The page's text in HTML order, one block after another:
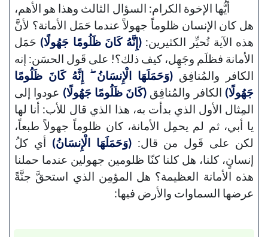
أيُّها الإخوة الكرام: السؤال الثالث وهذا هو الأهم،
هل كان الإنسان ظلوماً جهولاً عندما حَمَل الأمانة؟ لأنَّ
هذه الآية تُحيِّر الكثيرين:(إِنَّهُ كَانَ ظَلُومًا جَهُولًا) حَمَل
الأمانة فظلَم وجَهِل، كيف ذلك؟! على قَول الحسَن: إنه
الكافر والمُنافِق(وَحَمَلَهَا الْإِنسَانُ ۖ إِنَّهُ كَانَ ظَلُومًا
جَهُولًا) الكافر والمُنافِق (كَانَ ظَلُومًا جَهُولًا) عودوا إلى
المِثال الأول الذي بدأت به، هذا الذي قال للأب: أنا لها
يا أبي، ثم لم يحمِل الأمانة، كان ظلوماً جهولاً طبعاً،
لكن على قَول من قال:(وَحَمَلَهَا الْإِنسَانُ) أي كلُ
إنسانٍ، كلنا، هل كلنا كنّا ظلومين جهولين عندما حملنا
هذه الأمانة العظيمة؟ هل المؤمِن الذي استحقَّ جنَّةً
عرضها السماوات والأرض فيها: